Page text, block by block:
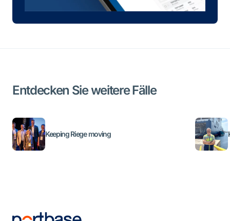
Entdecken Sie weitere Fälle
Keeping Riege moving